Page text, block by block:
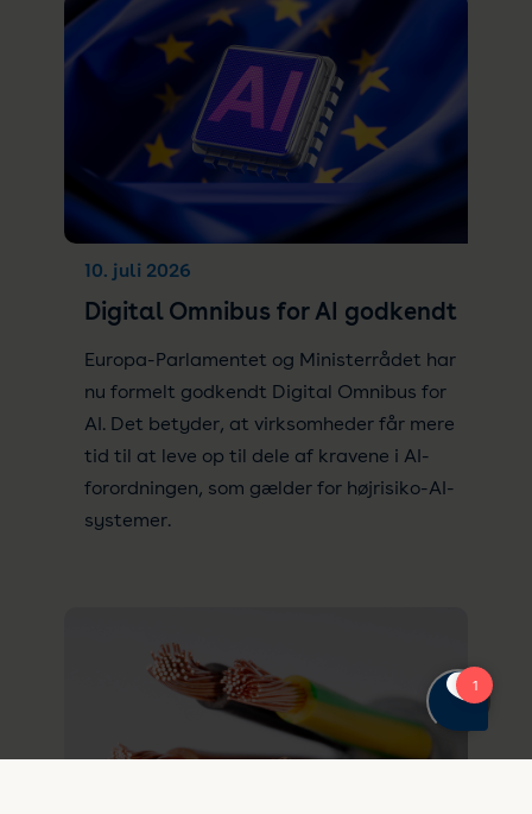
10. juli 2026
Digital Omnibus for AI godkendt
Europa-Parlamentet og Ministerrådet har
nu formelt godkendt Digital Omnibus for
AI. Det betyder, at virksomheder får mere
tid til at leve op til dele af kravene i AI-
forordningen, som gælder for højrisiko-AI-
systemer.